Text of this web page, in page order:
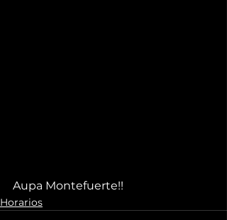
Aupa Montefuerte!!
Horarios